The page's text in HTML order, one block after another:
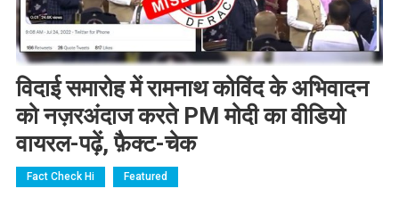
विदाई समारोह में रामनाथ कोविंद के अभिवादन
को नज़रअंदाज करते PM मोदी का वीडियो
वायरल-पढ़ें, फ़ैक्ट-चेक
Fact Check Hi Featured